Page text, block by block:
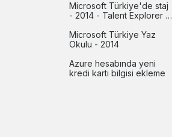
Microsoft Türkiye'de staj
- 2014 - Talent Explorer
Microsoft Türkiye Yaz
Okulu - 2014
Azure hesabında yeni
kredi kartı bilgisi ekleme